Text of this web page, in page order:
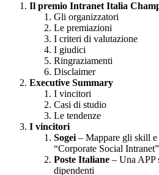
Il premio Intranet Italia
Gli organizzatori
Le premiazioni
I criteri di valutazione
I giudici
Ringraziamenti
Disclaimer
Executive Summary
I vincitori
Casi di studio
Le tendenze
I vincitori
Sogei– Mappare gli skill e
“Corporate Social
Poste Italiane – Una APP
dipendenti